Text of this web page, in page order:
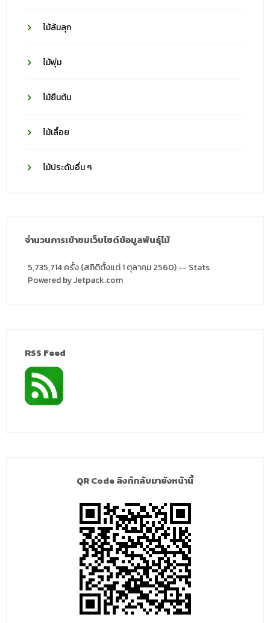
ไม้ล้มลุก
ไม้พุ่ม
ไม้ยืนต้น
ไม้เลื้อย
ไม้ประดับอื่น ๆ
จำนวนการเข้าชมเว็บไซต์ข้อมูลพันธุ์ไม้
5,735,714 ครั้ง (สถิติตั้งแต่ 1 ตุลาคม 2560) -- Stats
Powered by Jetpack.com
RSS Feed
QR Code ลิงก์กลับมายังหน้านี้